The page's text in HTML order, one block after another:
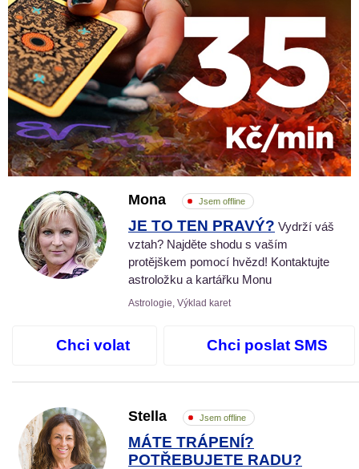
Mona Jsem offline
JE TO TEN PRAVÝ? Vydrží váš
vztah? Najděte shodu s vaším
protějškem pomocí hvězd! Kontaktujte
astroložku a kartářku Monu
Astrologie, Výklad karet
Chci volat Chci poslat SMS
Stella Jsem offline
MÁTE TRÁPENÍ?
POTŘEBUJETE RADU?